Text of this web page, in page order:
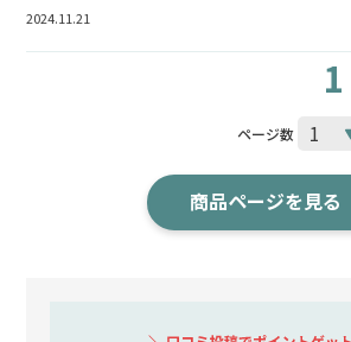
2024.11.21
1
ページ数
商品ページを見る